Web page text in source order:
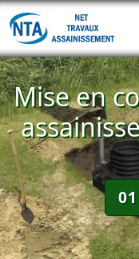
Mise en